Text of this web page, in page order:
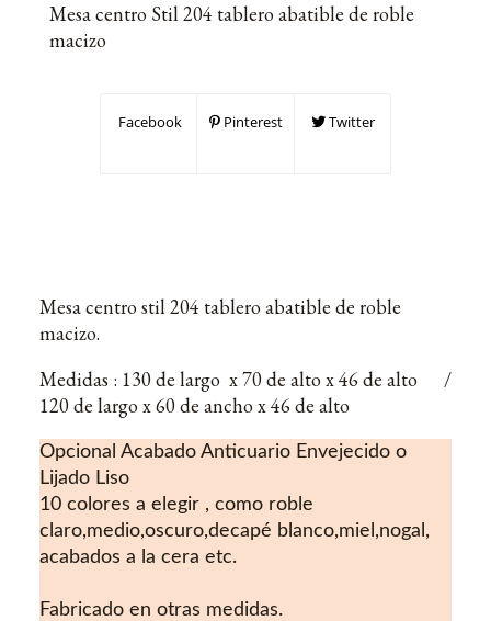
Mesa centro Stil 204 tablero abatible de roble
macizo
Facebook Pinterest Twitter
Mesa centro stil 204 tablero abatible de roble
macizo.
Medidas : 130 de largo x 70 de alto x 46 de alto /
120 de largo x 60 de ancho x 46 de alto
Opcional Acabado Anticuario Envejecido o
Lijado Liso
10 colores a elegir , como roble
claro,medio,oscuro,decapé blanco,miel,nogal,
acabados a la cera etc.
Fabricado en otras medidas.